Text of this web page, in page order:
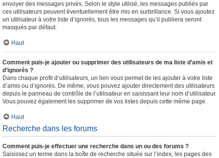
envoyer des messages privés. Selon le style utilisé, les messages publiés par
ces utilisateurs peuvent éventuellement être mis en surbrillance. Si vous ajoutez
un utilisateur à votre liste d’ignorés, tous les messages qu’il publiera seront
masqués par défaut.
Haut
Comment puis-je ajouter ou supprimer des utilisateurs de ma liste d’amis et
d’ignorés ?
Dans chaque profil d’utilisateurs, un lien vous permet de les ajouter à votre liste
d’amis ou d’ignorés. De même, vous pouvez ajouter directement des utilisateurs
depuis le panneau de contrôle de l’utilisateur en saisissant leur nom d’utilisateur.
Vous pouvez également les supprimer de vos listes depuis cette même page.
Haut
Recherche dans les forums
Comment puis-je effectuer une recherche dans un ou des forums ?
Saisissez un terme dans la boîte de recherche située sur l’index, les pages des